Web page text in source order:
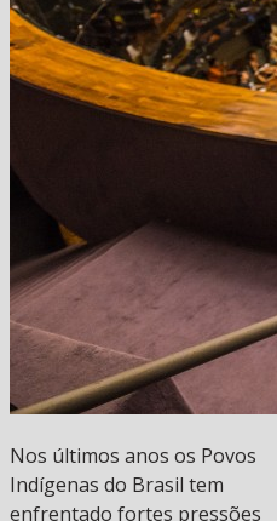
Nos últimos anos os Povos
Indígenas do Brasil tem
enfrentado fortes pressões